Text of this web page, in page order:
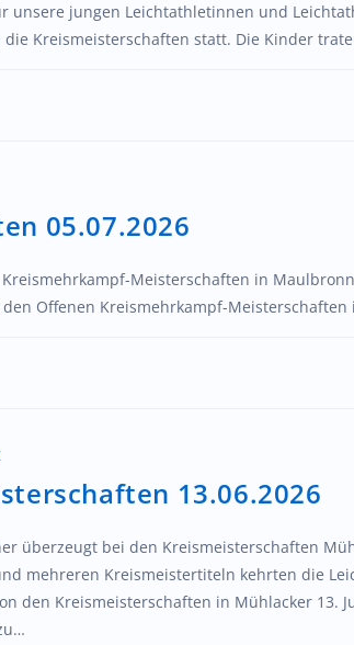
jungen Leichtathletinnen und
Kreismeisterschaften statt. Die Kinder
05.07.2026
Meisterschaften in
Offenen Kreismehrkampf-
13.06.2026
überzeugt bei den Kreismeisterschaften
mehreren Kreismeistertiteln kehrten die
den Kreismeisterschaften in Mühlacker 13.